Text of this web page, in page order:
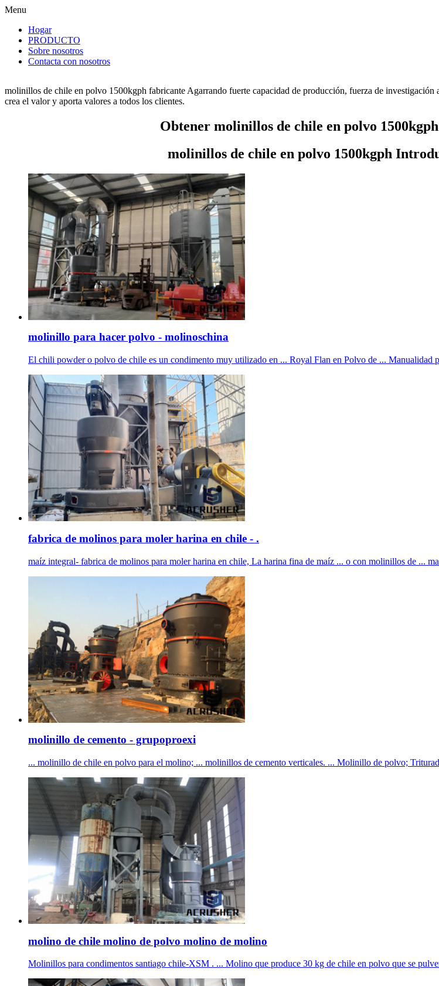
Menu
Hogar
PRODUCTO
Sobre nosotros
Contacta con nosotros
molinillos de chile en polvo 1500kgph fabricante Agarrando fuerte capacidad de producción, fuerza de
crea el valor y aporta valores a todos los clientes.
Obtener molinillos de chile en polvo
molinillos de chile en polvo 1500kgph
molinillo para hacer polvo - molinoschina
El chili powder o polvo de chile es un condimento muy utilizado en ... Royal Flan en Polvo de ... Manualidad
fabrica de molinos para moler harina en chile - .
maíz integral- fabrica de molinos para moler harina en chile, La harina fina de maíz ... o con molinillos de ...
molinillo de cemento - grupoproexi
... molinillo de chile en polvo para el molino; ... molinillos de cemento verticales. ... Molinillo de polvo;
molino de chile molino de polvo molino de molino
Molinillos para condimentos santiago chile-XSM . ... Molino que produce 30 kg de chile en polvo que se